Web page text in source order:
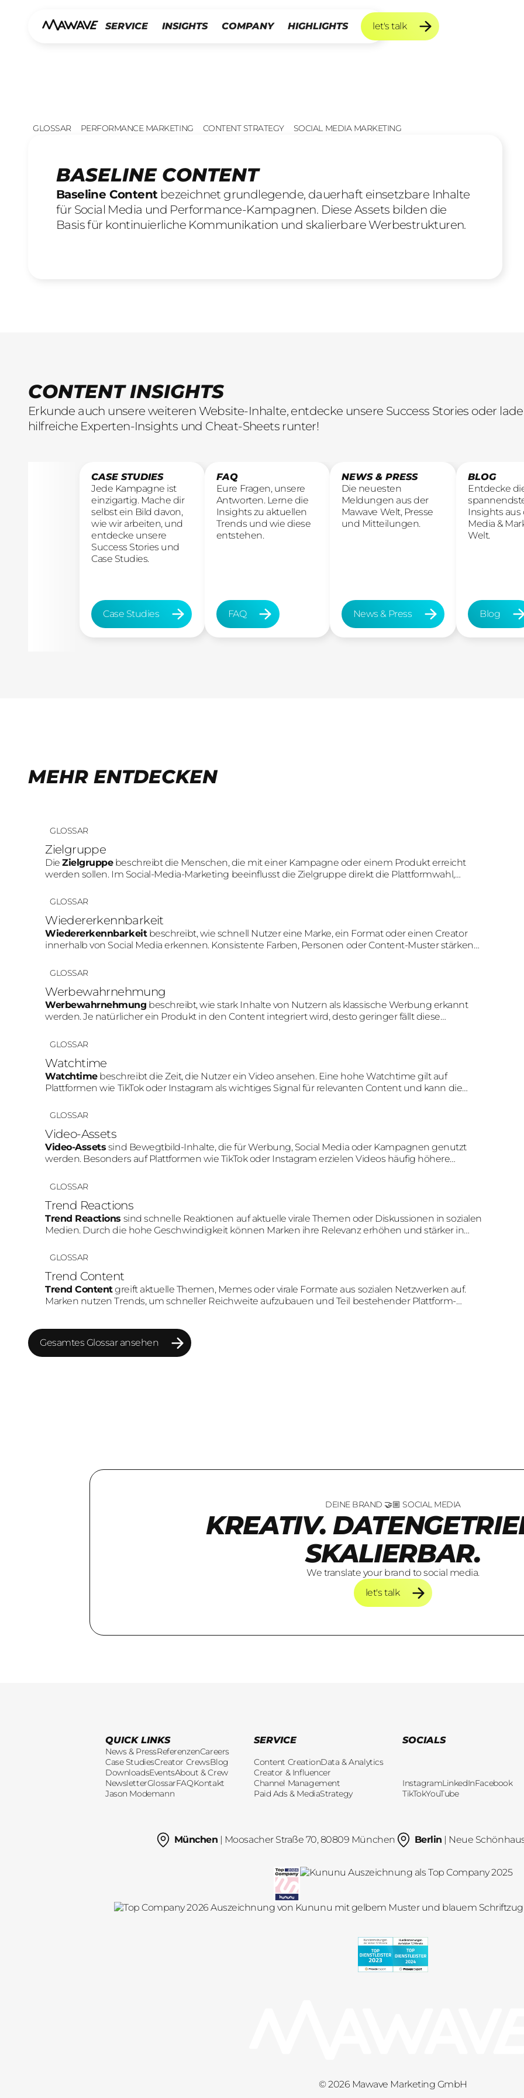
SERVICE INSIGHTS COMPANY HIGHLIGHTS
let's talk
let's talk
GLOSSAR PERFORMANCE MARKETING CONTENT STRATEGY SOCIAL MEDIA MARKETING
BASELINE CONTENT
Baseline Contentbezeichnet grundlegende, dauerhaft einsetzbare Inhalte
für Social Media und Performance-Kampagnen. Diese Assets bilden die
Basis für kontinuierliche Kommunikation und skalierbare Werbestrukturen.
CONTENT INSIGHTS
Erkunde auch unsere weiteren Website-Inhalte, entdecke unsere Success Stories oder
hilfreiche Experten-Insights und Cheat-Sheets runter!
CASE STUDIES
Jede Kampagne ist
einzigartig. Mache dir
selbst ein Bild davon,
wie wir arbeiten, und
entdecke unsere
Success Stories und
Case Studies.
Case Studies
Case Studies
FAQ
Eure Fragen, unsere
Antworten. Lerne die
Insights zu aktuellen
Trends und wie diese
entstehen.
FAQ
FAQ
NEWS & PRESS
Die neuesten
Meldungen aus der
Mawave Welt, Presse
und Mitteilungen.
News & Press
News & Press
BLOG
Entdecke
Insights aus
Media &
Welt.
Blog
Blog
MEHR ENTDECKEN
GLOSSAR
Zielgruppe
DieZielgruppebeschreibt die Menschen, die mit einer Kampagne oder einem Produkt erreicht
werden sollen. Im Social-Media-Marketing beeinflusst die Zielgruppe direkt die Plattformwahl,
GLOSSAR
Wiedererkennbarkeit
Wiedererkennbarkeitbeschreibt, wie schnell Nutzer eine Marke, ein Format oder einen Creator
innerhalb von Social Media erkennen. Konsistente Farben, Personen oder Content-Muster stärken
GLOSSAR
Werbewahrnehmung
Werbewahrnehmung beschreibt, wie stark Inhalte von Nutzern als klassische Werbung erkannt
werden. Je natürlicher ein Produkt in den Content integriert wird, desto geringer fällt diese
GLOSSAR
Watchtime
Watchtimebeschreibt die Zeit, die Nutzer ein Video ansehen. Eine hohe Watchtime gilt auf
Plattformen wie TikTok oder Instagram als wichtiges Signal für relevanten Content und kann die
GLOSSAR
Video-Assets
Video-Assets sind Bewegtbild-Inhalte, die für Werbung, Social Media oder Kampagnen genutzt
werden. Besonders auf Plattformen wie TikTok oder Instagram erzielen Videos häufig höhere
GLOSSAR
Trend Reactions
Trend Reactions sind schnelle Reaktionen auf aktuelle virale Themen oder Diskussionen in sozialen
Medien. Durch die hohe Geschwindigkeit können Marken ihre Relevanz erhöhen und stärker in
GLOSSAR
Trend Content
Trend Contentgreift aktuelle Themen, Memes oder virale Formate aus sozialen Netzwerken auf.
Marken nutzen Trends, um schneller Reichweite aufzubauen und Teil bestehender Plattform-
Gesamtes Glossar ansehen
Gesamtes Glossar ansehen
DEINE BRAND 🤝🏼 SOCIAL MEDIA
KREATIV.
SKALIERBAR.
We translate your brand to social media.
let's talk
let's talk
QUICK LINKS
News & PressReferenzenCareers
Case StudiesCreator CrewsBlog
DownloadsEventsAbout & Crew
NewsletterGlossarFAQKontakt
Jason Modemann
SERVICE
Content CreationData & Analytics
Creator & Influencer
Channel Management
Paid Ads & MediaStrategy
SOCIALS
InstagramLinkedInFacebook
TikTokYouTube
München | Moosacher Straße 70, 80809 München Berlin | Neue
© 2026 Mawave Marketing GmbH